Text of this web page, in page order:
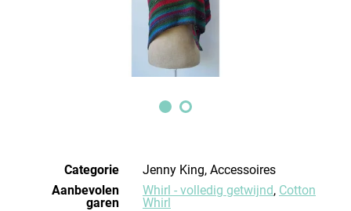
Categorie
Jenny King, Accessoires
Aanbevolen
garen
Whirl - volledig getwijnd, Cotton
Whirl